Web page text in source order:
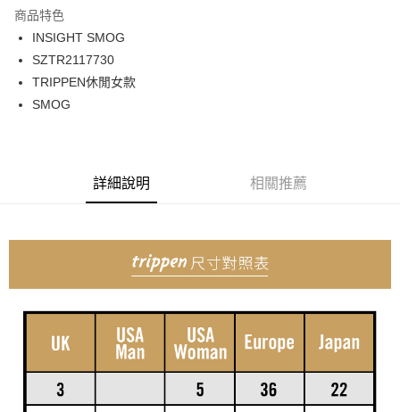
運送方式
宅配
每筆NT$120
商品特色
INSIGHT SMOG
SZTR2117730
TRIPPEN休閒女款
SMOG
詳細說明 相關推薦